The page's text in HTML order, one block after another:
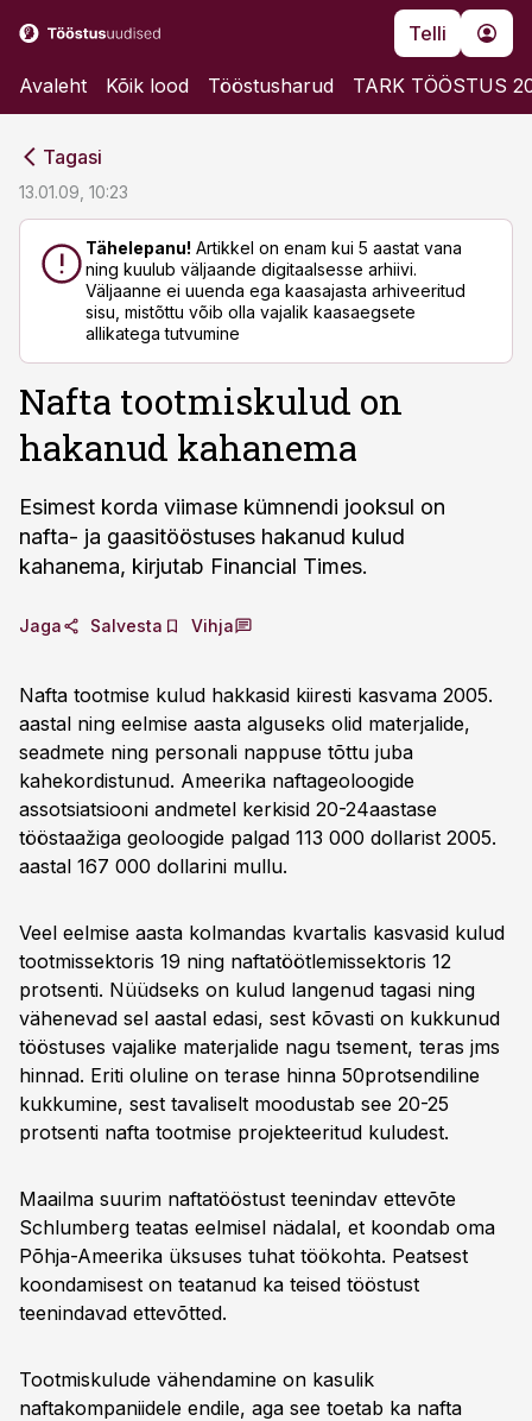
Telli
Avaleht Kõik lood Tööstusharud TARK TÖÖSTUS
Tagasi
13.01.09, 10:23
Tähelepanu! Artikkel on enam kui 5 aastat vana
ning kuulub väljaande digitaalsesse arhiivi.
Väljaanne ei uuenda ega kaasajasta arhiveeritud
sisu, mistõttu võib olla vajalik kaasaegsete
allikatega tutvumine
Nafta tootmiskulud on
hakanud kahanema
Esimest korda viimase kümnendi jooksul on
nafta- ja gaasitööstuses hakanud kulud
kahanema, kirjutab Financial Times.
Jaga Salvesta Vihja
Nafta tootmise kulud hakkasid kiiresti kasvama 2005.
aastal ning eelmise aasta alguseks olid materjalide,
seadmete ning personali nappuse tõttu juba
kahekordistunud. Ameerika naftageoloogide
assotsiatsiooni andmetel kerkisid 20-24aastase
tööstaažiga geoloogide palgad 113 000 dollarist 2005.
aastal 167 000 dollarini mullu.
Veel eelmise aasta kolmandas kvartalis kasvasid kulud
tootmissektoris 19 ning naftatöötlemissektoris 12
protsenti. Nüüdseks on kulud langenud tagasi ning
vähenevad sel aastal edasi, sest kõvasti on kukkunud
tööstuses vajalike materjalide nagu tsement, teras jms
hinnad. Eriti oluline on terase hinna 50protsendiline
kukkumine, sest tavaliselt moodustab see 20-25
protsenti nafta tootmise projekteeritud kuludest.
Maailma suurim naftatööstust teenindav ettevõte
Schlumberg teatas eelmisel nädalal, et koondab oma
Põhja-Ameerika üksuses tuhat töökohta. Peatsest
koondamisest on teatanud ka teised tööstust
teenindavad ettevõtted.
Tootmiskulude vähendamine on kasulik
naftakompaniidele endile, aga see toetab ka nafta